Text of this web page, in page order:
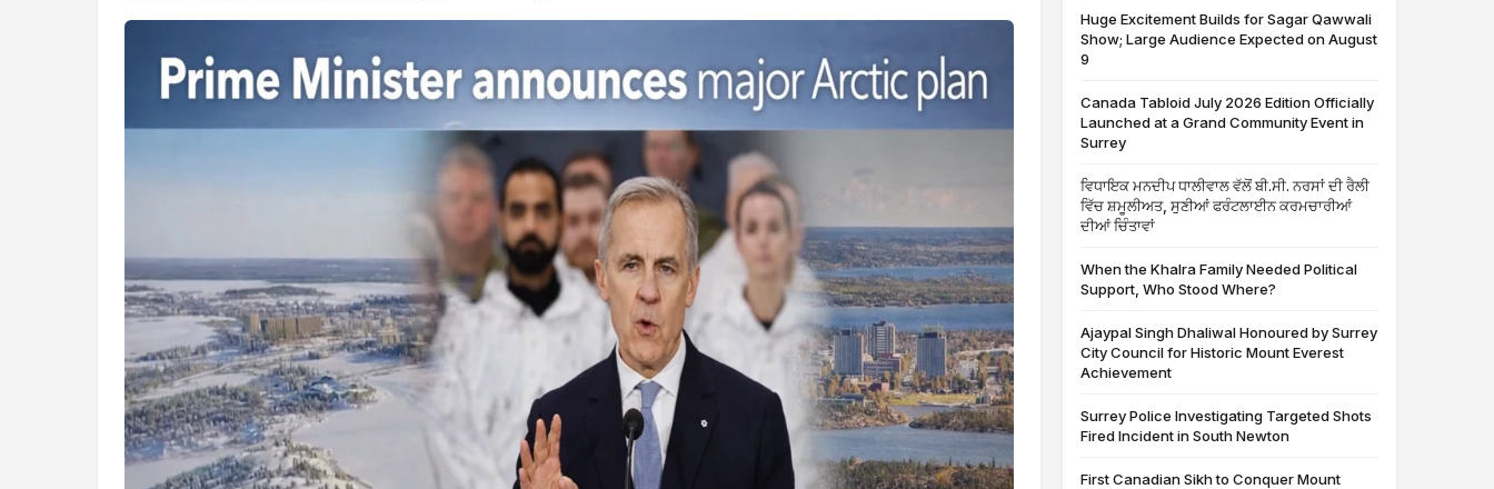
Huge Excitement Builds for Sagar Qawwali
Show; Large Audience Expected on August
9
Canada Tabloid July 2026 Edition Officially
Launched at a Grand Community Event in
Surrey
ਵਿਧਾਇਕ ਮਨਦੀਪ ਧਾਲੀਵਾਲ ਵੱਲੋਂ ਬੀ.ਸੀ. ਨਰਸਾਂ ਦੀ ਰੈਲੀ
ਵਿੱਚ ਸ਼ਮੂਲੀਅਤ, ਸੁਣੀਆਂ ਫਰੰਟਲਾਈਨ ਕਰਮਚਾਰੀਆਂ
ਦੀਆਂ ਚਿੰਤਾਵਾਂ
When the Khalra Family Needed Political
Support, Who Stood Where?
Ajaypal Singh Dhaliwal Honoured by Surrey
City Council for Historic Mount Everest
Achievement
Surrey Police Investigating Targeted Shots
Fired Incident in South Newton
First Canadian Sikh to Conquer Mount